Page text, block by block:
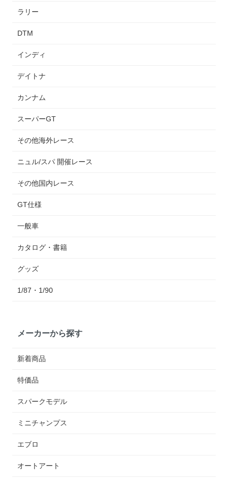
ラリー
DTM
インディ
デイトナ
カンナム
スーパーGT
その他海外レース
ニュル/スパ 開催レース
その他国内レース
GT仕様
一般車
カタログ・書籍
グッズ
1/87・1/90
メーカーから探す
新着商品
特価品
スパークモデル
ミニチャンプス
エブロ
オートアート